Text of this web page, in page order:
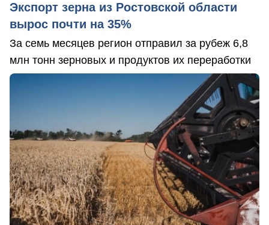
Экспорт зерна из Ростовской области
вырос почти на 35%
За семь месяцев регион отправил за рубеж 6,8
млн тонн зерновых и продуктов их переработки